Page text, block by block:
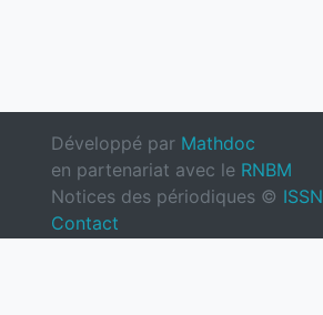
Développé par Mathdoc
en partenariat avec le RNBM
Notices des périodiques © ISSN
Contact